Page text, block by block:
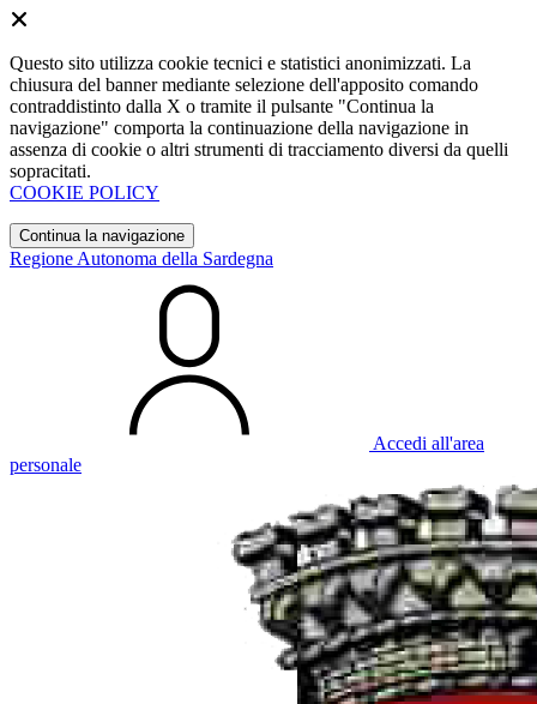
Questo sito utilizza cookie tecnici e statistici anonimizzati. La
chiusura del banner mediante selezione dell'apposito comando
contraddistinto dalla X o tramite il pulsante "Continua la
navigazione" comporta la continuazione della navigazione in
assenza di cookie o altri strumenti di tracciamento diversi da quelli
sopracitati.
COOKIE POLICY
Continua la navigazione
Regione Autonoma della Sardegna
Accedi all'area
personale